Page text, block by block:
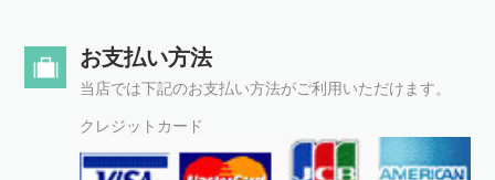
お支払い方法
当店では下記のお支払い方法がご利用いただけます。
クレジットカード